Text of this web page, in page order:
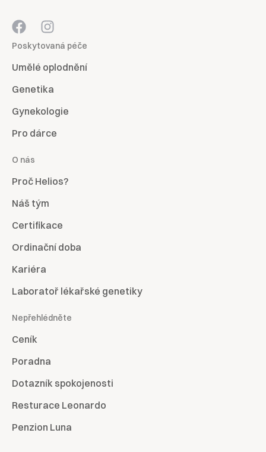
Poskytovaná péče
Umělé oplodnění
Genetika
Gynekologie
Pro dárce
O nás
Proč Helios?
Náš tým
Certifikace
Ordinační doba
Kariéra
Laboratoř lékařské genetiky
Nepřehlédněte
Ceník
Poradna
Dotazník spokojenosti
Resturace Leonardo
Penzion Luna